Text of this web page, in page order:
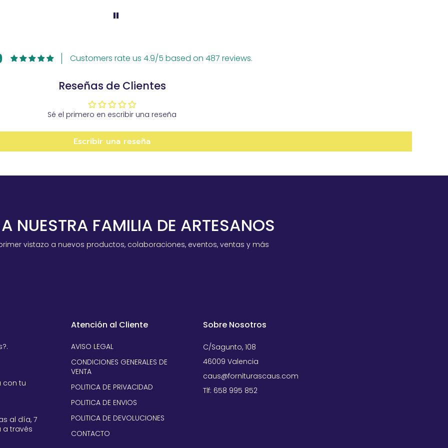
Customers rate us 4.9/5 based on 487 reviews.
Reseñas de Clientes
Sé el primero en escribir una reseña
Escribir una reseña
NUESTRA FAMILIA DE ARTESANOS
vistazo a nuevos productos, colaboraciones, eventos, ventas y más
con tu
al día, 7
través
Atención al Cliente
AVISO LEGAL
CONDICIONES GENERALES DE
VENTA
POLITICA DE PRIVACIDAD
POLITICA DE ENVIOS
POLITICA DE DEVOLUCIONES
CONTACTO
Sobre Nosotros
C/Sagunto, 108
46009 Valencia
caus@forniturascaus.com
Tlf: 658 995 852